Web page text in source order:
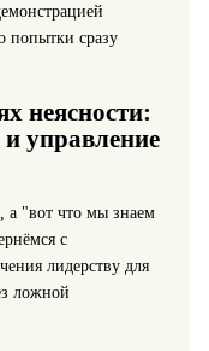
попытки сразу
неясности:
управление
а "вот что мы знаем
с
лидерству для
ложной